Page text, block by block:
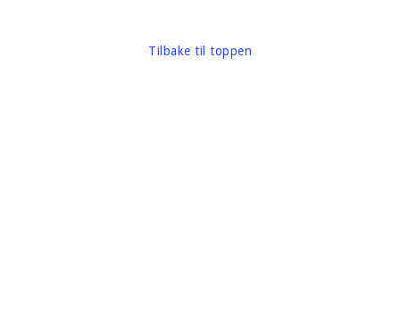
Tilbake til toppen